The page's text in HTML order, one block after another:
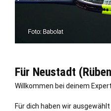
Für Neustadt
Willkommen bei deinem
Für dich haben wir